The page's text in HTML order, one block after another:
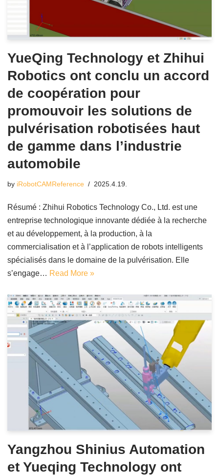
YueQing Technology et Zhihui
Robotics ont conclu un accord
de coopération pour
promouvoir les solutions de
pulvérisation robotisées haut
de gamme dans l’industrie
automobile
by iRobotCAMReference 2025.4.19.
Résumé : Zhihui Robotics Technology Co., Ltd. est une
entreprise technologique innovante dédiée à la recherche
et au développement, à la production, à la
commercialisation et à l’application de robots intelligents
spécialisés dans le domaine de la pulvérisation. Elle
s’engage… Read More »
Yangzhou Shinius Automation
et Yueqing Technology ont